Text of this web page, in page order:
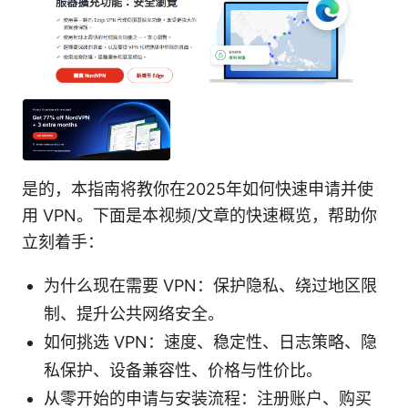
是的，本指南将教你在2025年如何快速申请并使
用 VPN。下面是本视频/文章的快速概览，帮助你
立刻着手：
为什么现在需要 VPN：保护隐私、绕过地区限
制、提升公共网络安全。
如何挑选 VPN：速度、稳定性、日志策略、隐
私保护、设备兼容性、价格与性价比。
从零开始的申请与安装流程：注册账户、购买